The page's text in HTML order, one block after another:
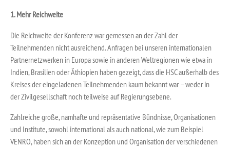
1. Mehr Reichweite
Die Reichweite der Konferenz war gemessen an der Zahl der
Teilnehmenden nicht ausreichend. Anfragen bei unseren internationalen
Partnernetzwerken in Europa sowie in anderen Weltregionen wie etwa in
Indien, Brasilien oder Äthiopien haben gezeigt, dass die HSC außerhalb des
Kreises der eingeladenen Teilnehmenden kaum bekannt war – weder in
der Zivilgesellschaft noch teilweise auf Regierungsebene.
Zahlreiche große, namhafte und repräsentative Bündnisse, Organisationen
und Institute, sowohl international als auch national, wie zum Beispiel
VENRO, haben sich an der Konzeption und Organisation der verschiedenen